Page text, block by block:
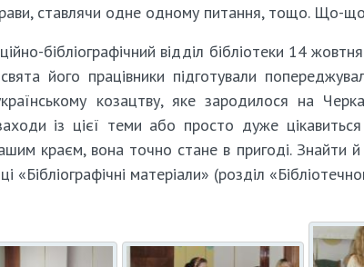
ставлячи одне одному питання, тощо. Що-
бібліографічний відділ бібліотеки 14
його працівники підготували
козацтву, яке зародилося на
заходи із цієї теми або просто дуже
краєм, вона точно стане в пригоді.
«Бібліографічні матеріали» (розділ